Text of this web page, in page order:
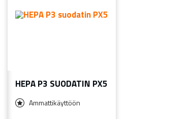
HEPA P3 SUODATIN PX5
Ammattikäyttöön